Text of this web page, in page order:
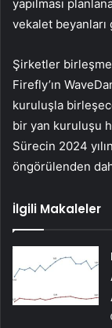
yapılması
vekalet beyanları
Şirketler birleşme
Firefly’ın
kuruluşla
bir yan kuruluşu
Sürecin 2024
öngörülenden
İlgili Makaleler